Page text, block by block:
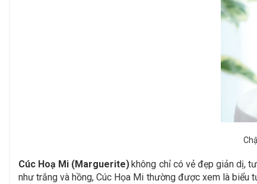
Cúc Hoạ Mi (Marguerite) không chỉ có vẻ đẹp giản dị,
như trắng và hồng, Cúc Họa Mi thường được xem là biểu